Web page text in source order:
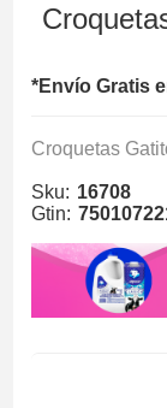
*Envío Gratis
Croquetas
Sku: 16708
Gtin: